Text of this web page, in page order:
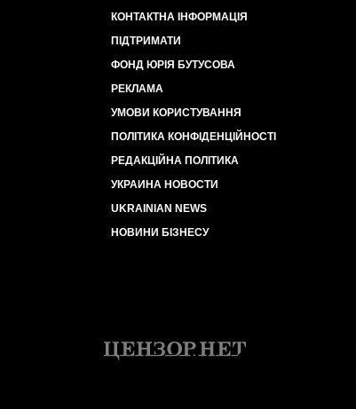
КОНТАКТНА ІНФОРМАЦІЯ
ПІДТРИМАТИ
ФОНД ЮРІЯ БУТУСОВА
РЕКЛАМА
УМОВИ КОРИСТУВАННЯ
ПОЛІТИКА КОНФІДЕНЦІЙНОСТІ
РЕДАКЦІЙНА ПОЛІТИКА
УКРАИНА НОВОСТИ
UKRAINIAN NEWS
НОВИНИ БІЗНЕСУ